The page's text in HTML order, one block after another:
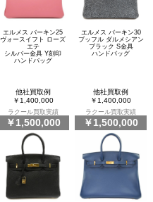
エルメス バーキン25
ヴォースイフト ローズ
エテ
シルバー金具 Y刻印
ハンドバッグ
他社買取例
￥1,400,000
ラクール買取実績
￥1,500,000
エルメス バーキン30
ブッフル ダルメシアン
ブラック S金具
ハンドバッグ
他社買取例
￥1,400,000
ラクール買取実績
￥1,500,000